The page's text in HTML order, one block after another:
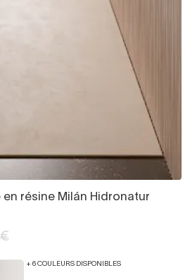
résine Milán Hidronatur
+ 6 COULEURS DISPONIBLES